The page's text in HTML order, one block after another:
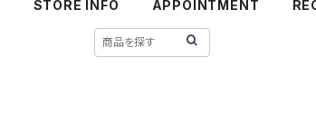
STORE INFO APPOINTMENT